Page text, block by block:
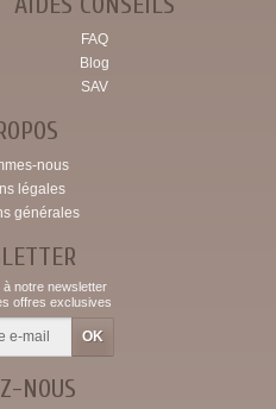
FAQ
Blog
SAV
nous
légales
générales
notre newsletter
offres exclusives
NOUS